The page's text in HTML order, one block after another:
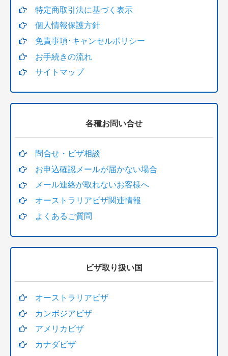
トランジット・船舶乗組員(maritime crew visa)
家族申請
ビザ有効確認
18歳未満の追加料金
移民局へ支払うビザ申請料金クレジットカード決済
特定商取引法に基づく表示
個人情報保護方針
免責事項･キャンセルポリシー
お手続きの流れ
サイトマップ
各種お問い合せ
問合せ・ビザ相談
お申込確認メールが届かない場合
メール連絡が取れないお客様へ
オーストラリアビザ関連情報
よくあるご質問
ビザ取り扱い国
オーストラリアビザ
カンボジアビザ
アメリカビザ
カナダビザ